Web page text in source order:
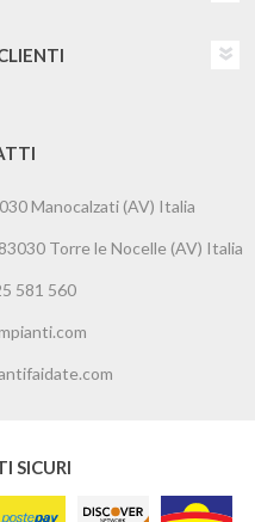
Manocalzati (AV) Italia
Torre le Nocelle (AV) Italia
581 560
SICURI